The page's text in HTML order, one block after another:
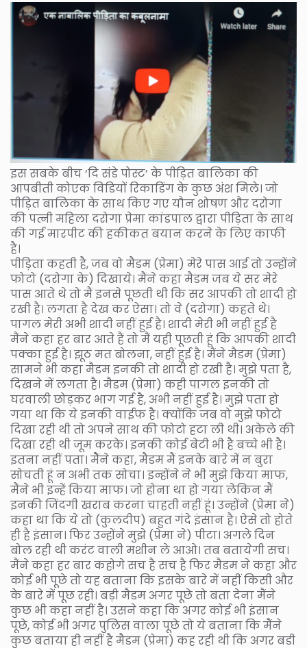
इस सबके बीच ‘दि संडे पोस्ट’ के पीड़ित बालिका की
आपबीती कोएक विडियों रिकाडिंग के कुछ अंश मिले। जो
पीड़ित बालिका के साथ किए गए यौन शोषण और दरोगा
की पत्नी महिला दरोगा प्रेमा कांडपाल द्वारा पीड़िता के साथ
की गई मारपीट की हकीकत बयान करने के लिए काफी
है।
पीड़िता कहती है, जब वो मैडम (प्रेमा) मेरे पास आई तो उन्होंने
फोटो (दरोगा के) दिखाये। मैंने कहा मैडम जब ये सर मेरे
पास आते थे तो मैं इनसे पूछती थी कि सर आपकी तो शादी हो
रखी है। लगता है देख कर ऐसा। तो वे (दरोगा) कहते थे।
पागल मेरी अभी शादी नहीं हुई है। शादी मेरी भी नहीं हुई है
मैंने कहा हर बार आते हैं तो मैं यही पूछती हूं कि आपकी शादी
पक्का हुई है। झूठ मत बोलना, नहीं हुई है। मैंने मैडम (प्रेमा)
सामने भी कहा मैडम इनकी तो शादी हो रखी है। मुझे पता है,
दिखने में लगता है। मैडम (प्रेमा) कही पागल इनकी तो
घरवाली छोड़कर भाग गई है, अभी नहीं हुई है। मुझे पता हो
गया था कि ये इनकी वाईफ है। क्योंकि जब वो मुझे फोटो
दिखा रही थी तो अपने साथ की फोटो हटा ली थी। अकेले की
दिखा रही थी जूम करके। इनकी कोई बेटी भी है बच्चे भी है।
इतना नहीं पता। मैेंने कहा, मैडम मैं इनके बारे में न बुरा
सोचती हूं न अभी तक सोचा। इन्होंने ने भी मुझे किया माफ,
मैंने भी इन्हें किया माफ। जो होना था हो गया लेकिन मैं
इनकी जिंदगी खराब करना चाहती नहीं हूं। उन्होंने (प्रेमा ने)
कहा था कि ये तो (कुलदीप) बहुत गंदे इंसान है। ऐसे तो होते
ही है इंसान। फिर उन्होंने मुझे (प्रेमा ने) पीटा। अगले दिन
बोल रही थी करंट वाली मशीन ले आओ। तब बतायेगी सच।
मैंने कहा हर बार कहोगे सच है सच है फिर मैडम ने कहा और
कोई भी पूछे तो यह बताना कि इसके बारे में नहीं किसी और
के बारे में पूछ रही। बड़ी मैडम अगर पूछे तो बता देना मैंने
कुछ भी कहा नहीं है। उसने कहा कि अगर कोई भी इंसान
पूछे, कोई भी अगर पुलिस वाला पूछे तो ये बताना कि मैंने
कुछ बताया ही नहीं है मैडम (प्रेमा) कह रही थी कि अगर बडी